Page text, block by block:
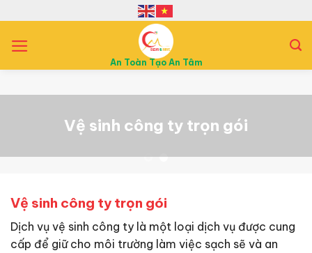
ỏ
n
An Toàn Tạo An Tâm
Vệ sinh công ty trọn gói
Vệ sinh công ty trọn gói
Dịch vụ vệ sinh công ty là một loại dịch vụ được cung
cấp để giữ cho môi trường làm việc sạch sẽ và an